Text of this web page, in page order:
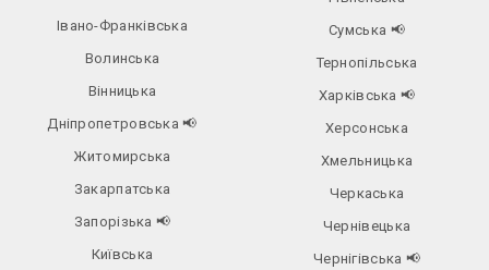
Івано-Франківська
Волинська
Вінницька
Дніпропетровська📢
Житомирська
Закарпатська
Запорізька 📢
Київська
Сумська 📢
Тернопільська
Харківська 📢
Херсонська
Хмельницька
Черкаська
Чернівецька
Чернігівська 📢